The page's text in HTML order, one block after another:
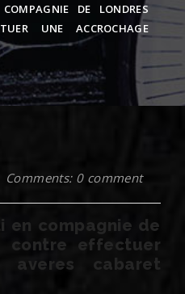
DE LONDRES
UNE ACCROCHAGE
Comments: 0 comment
en compagnie de
contre effectuer
averes cabaret